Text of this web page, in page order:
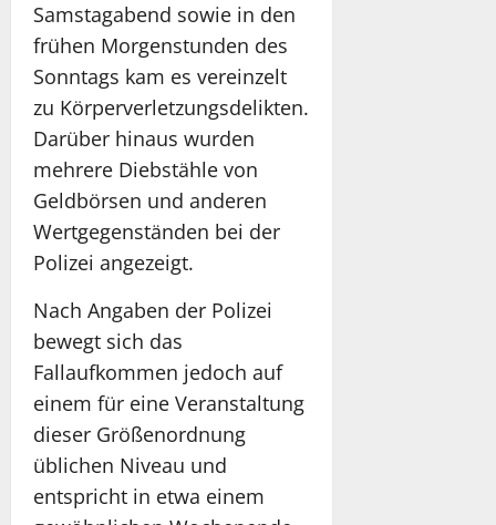
Samstagabend sowie in den
frühen Morgenstunden des
Sonntags kam es vereinzelt
zu Körperverletzungsdelikten.
Darüber hinaus wurden
mehrere Diebstähle von
Geldbörsen und anderen
Wertgegenständen bei der
Polizei angezeigt.
Nach Angaben der Polizei
bewegt sich das
Fallaufkommen jedoch auf
einem für eine Veranstaltung
dieser Größenordnung
üblichen Niveau und
entspricht in etwa einem